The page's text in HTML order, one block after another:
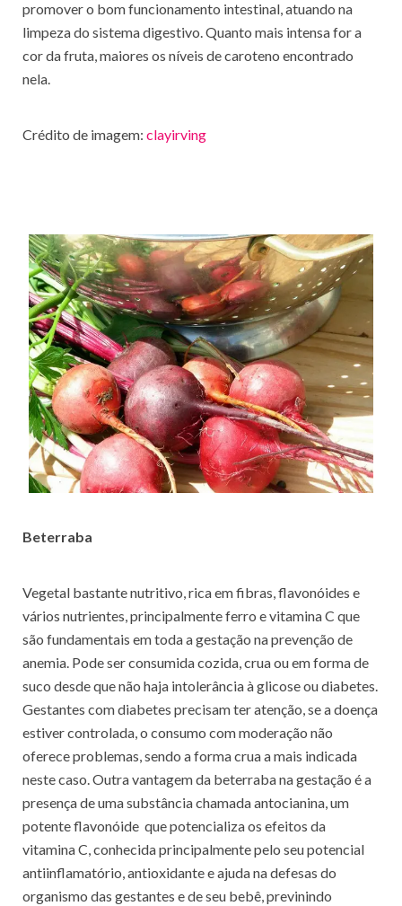
promover o bom funcionamento intestinal, atuando na
limpeza do sistema digestivo. Quanto mais intensa for a
cor da fruta, maiores os níveis de caroteno encontrado
nela.
Crédito de imagem: clayirving
Beterraba
Vegetal bastantenutritivo, rica em fibras, flavonóides e
vários nutrientes, principalmente ferro e vitamina C que
são fundamentais em toda a gestação na prevenção de
anemia. Pode ser consumida cozida, crua ou em forma de
suco desde que não haja intolerância à glicose ou diabetes.
Gestantes com diabetes precisam ter atenção, se a doença
estiver controlada, o consumo com moderação não
oferece problemas, sendo a forma crua a mais indicada
neste caso. Outra vantagem da beterraba na gestação é a
presença de uma substância chamada antocianina, um
potente flavonóide que potencializa os efeitos da
vitamina C, conhecida principalmente pelo seu potencial
antiinflamatório, antioxidante e ajuda na defesas do
organismo das gestantes e de seu bebê, previnindo